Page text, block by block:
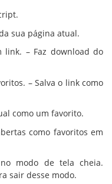
sua página atual.
– Faz download do
– Salva o link como
como um favorito.
como favoritos em
modo de tela cheia.
sair desse modo.